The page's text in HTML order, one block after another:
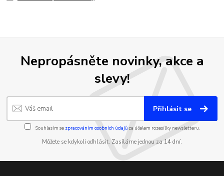
Nepropásněte novinky, akce a
slevy!
Přihlásit se
Souhlasím se zpracováním osobních údajůza účelem rozesílky newsletteru.
Můžete se kdykoli odhlásit. Zasíláme jednou za 14 dní.